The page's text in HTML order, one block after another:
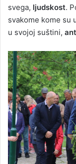
svega, ljudskost.
svakome kome su
u svojoj suštini,